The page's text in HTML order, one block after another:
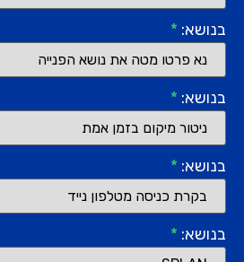
בנושא: *
בנושא: *
בנושא: *
בנושא: *